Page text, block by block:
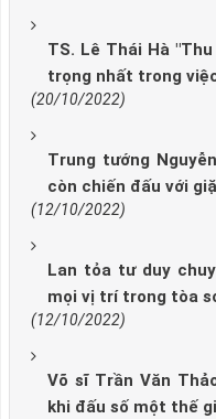
TS. Lê Thái Hà
trọng nhất trong
(20/10/2022)
Trung tướng
còn chiến đấu với
(12/10/2022)
Lan tỏa tư duy
mọi vị trí trong tòa
(12/10/2022)
Võ sĩ Trần Văn
khi đấu số một thế